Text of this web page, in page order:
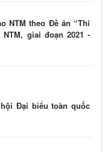
NTM theo Đề án “Thí
giai đoạn 2021 -
Đại biểu toàn quốc